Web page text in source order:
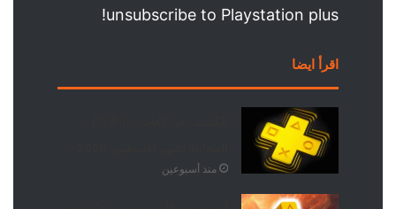
unsubscribe to Playstation plus!
اقرأ ايضا
منذ أسبوعين